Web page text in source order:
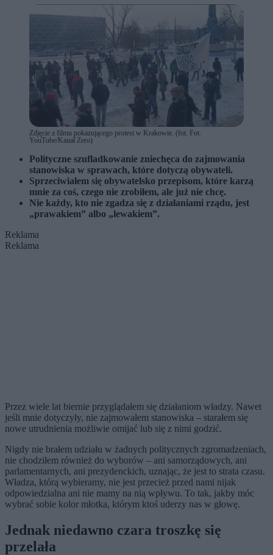
Zdjęcie z filmu pokazującego protest w Krakowie. (fot. Fot.
YouTube/Kanał Zero)
Polityczne szufladkowanie zniechęca do zajmowania
stanowiska w sprawach, które dotyczą obywateli.
Sprzeciwiałem się obywatelsko przepisom, które karzą
mnie za coś, czego nie zrobiłem, ale już nie chcę.
Nie każdy, kto nie zgadza się z działaniami rządu, jest
„prawakiem” albo „lewakiem”.
Reklama
Reklama
Przez wiele lat biernie przyglądałem się działaniom władzy. Nawet
jeśli mnie dotyczyły, nie zajmowałem stanowiska – starałem się
nowe utrudnienia możliwie omijać lub się z nimi godzić.
Nigdy nie brałem udziału w żadnych politycznych zgromadzeniach,
nie chodziłem również do wyborów – ani samorządowych, ani
parlamentarnych, ani prezydenckich, uznając, że jest to strata czasu.
Władza, którą wybieramy, nie jest przecież przed nami nijak
odpowiedzialna ani nie mamy na nią wpływu. To tak, jakby móc
wybrać sobie kolor młotka, którym ktoś uderzy nas w głowę.
Jednak niedawno czara troszkę się
przelała